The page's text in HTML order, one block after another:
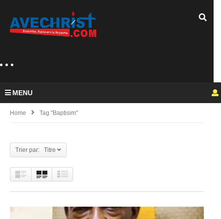
MENU
Home Tag "baptisim"
Trier par: Titre